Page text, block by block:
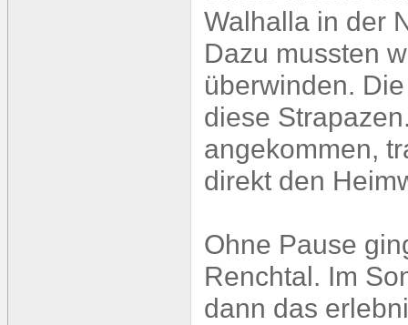
Walhalla in der
Dazu mussten
überwinden.
diese
angekommen,
direkt den
Ohne Pause
Renchtal. Im
dann das